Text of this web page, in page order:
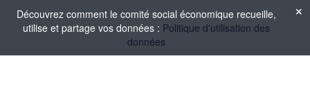
Découvrez comment le comité social économique recueille,
utilise et partage vos données : Politique d'utilisation des
données